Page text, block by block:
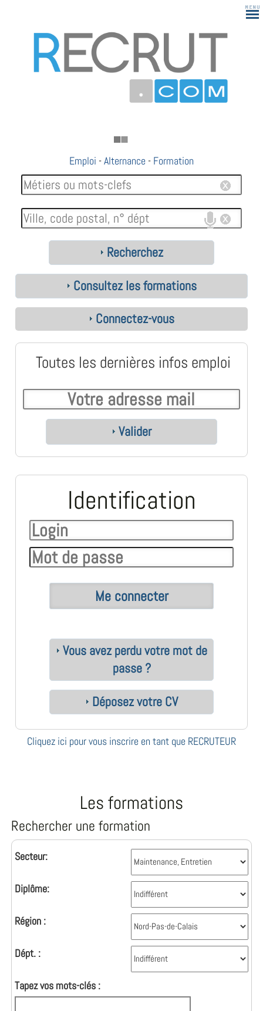
Emploi -Alternance - Formation
Recherchez
Consultez les formations
Connectez-vous
Toutes les dernières infos emploi
Valider
Identification
Vous avez perdu votre mot de
passe ?
Déposez votre CV
Cliquez ici pour vous inscrire en tant que RECRUTEUR
Les formations
Rechercher une formation
Secteur:
Diplôme:
Région :
Dépt. :
Tapez vos mots-clés :